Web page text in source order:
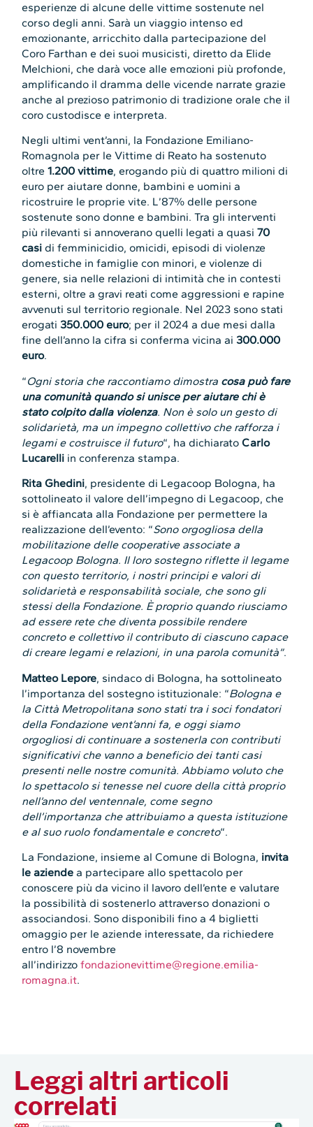
esperienze di alcune delle vittime sostenute nel
corso degli anni. Sarà un viaggio intenso ed
emozionante, arricchito dalla partecipazione del
Coro Farthan e dei suoi musicisti, diretto da Elide
Melchioni, che darà voce alle emozioni più profonde,
amplificando il dramma delle vicende narrate grazie
anche al prezioso patrimonio di tradizione orale che il
coro custodisce e interpreta.
Negli ultimi vent’anni, la Fondazione Emiliano-
Romagnola per le Vittime di Reato ha sostenuto
oltre1.200 vittime, erogando più di quattro milioni di
euro per aiutare donne, bambini e uomini a
ricostruire le proprie vite. L’87% delle persone
sostenute sono donne e bambini. Tra gli interventi
più rilevanti si annoverano quelli legati a quasi70
casi di femminicidio, omicidi, episodi di violenze
domestiche in famiglie con minori, e violenze di
genere, sia nelle relazioni di intimità che in contesti
esterni, oltre a gravi reati come aggressioni e rapine
avvenuti sul territorio regionale. Nel 2023 sono stati
erogati 350.000 euro; per il 2024 a due mesi dalla
fine dell’anno la cifra si conferma vicina ai 300.000
euro.
“Ogni storia che raccontiamo dimostra cosa può fare
una comunità quando si unisce per aiutare chi è
stato colpito dalla violenza. Non è solo un gesto di
solidarietà, ma un impegno collettivo che rafforza i
legami e costruisce il futuro“, ha dichiaratoCarlo
Lucarelli in conferenza stampa.
Rita Ghedini, presidente di Legacoop Bologna, ha
sottolineato il valore dell’impegno di Legacoop, che
si è affiancata alla Fondazione per permettere la
realizzazione dell’evento: “Sono orgogliosa della
mobilitazione delle cooperative associate a
Legacoop Bologna. Il loro sostegno riflette il legame
con questo territorio, i nostri principi e valori di
solidarietà e responsabilità sociale, che sono gli
stessi della Fondazione. È proprio quando riusciamo
ad essere rete che diventa possibile rendere
concreto e collettivo il contributo di ciascuno capace
di creare legami e relazioni, in una parola comunità”.
Matteo Lepore, sindaco di Bologna, ha sottolineato
l’importanza del sostegno istituzionale: “Bologna e
la Città Metropolitana sono stati tra i soci fondatori
della Fondazione vent’anni fa, e oggi siamo
orgogliosi di continuare a sostenerla con contributi
significativi che vanno a beneficio dei tanti casi
presenti nelle nostre comunità. Abbiamo voluto che
lo spettacolo si tenesse nel cuore della città proprio
nell’anno del ventennale, come segno
dell’importanza che attribuiamo a questa istituzione
e al suo ruolo fondamentale e concreto“.
La Fondazione, insieme al Comune di Bologna, invita
le aziende a partecipare allo spettacolo per
conoscere più da vicino il lavoro dell’ente e valutare
la possibilità di sostenerlo attraverso donazioni o
associandosi. Sono disponibili fino a 4 biglietti
omaggio per le aziende interessate, da richiedere
entro l’8 novembre
all’indirizzofondazionevittime@regione.emilia-
romagna.it.
Leggi altri articoli
correlati